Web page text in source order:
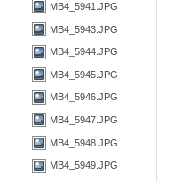
MB4_5941.JPG
MB4_5943.JPG
MB4_5944.JPG
MB4_5945.JPG
MB4_5946.JPG
MB4_5947.JPG
MB4_5948.JPG
MB4_5949.JPG